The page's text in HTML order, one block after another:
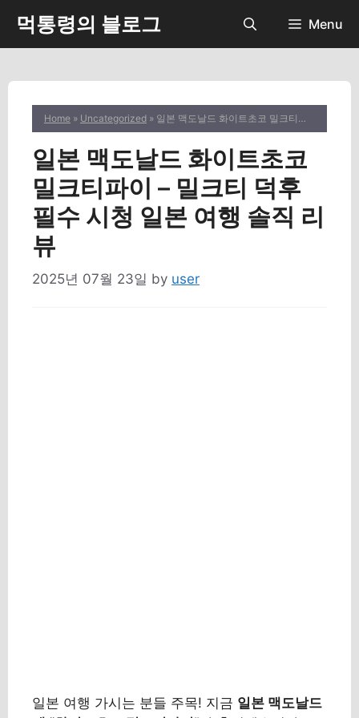
content
먹통령의 블로그 Menu
Home » Uncategorized » 일본 맥도날드 화이트초코 밀크티파이 – 밀크티 덕후 필수 시청 일본 여행 솔직 리뷰
일본 맥도날드 화이트초코
밀크티파이 – 밀크티 덕후
필수 시청 일본 여행 솔직 리
뷰
2025년 07월 23일 by user
일본 여행 가시는 분들 주목! 지금 일본 맥도날드